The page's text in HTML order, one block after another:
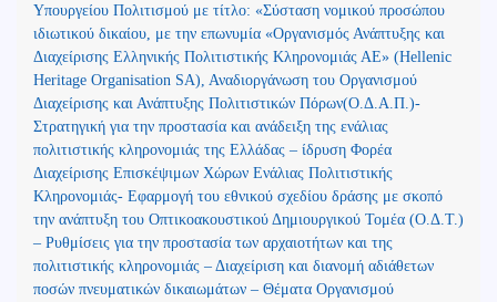
Υπουργείου Πολιτισμού με τίτλο: «Σύσταση νομικού προσώπου
ιδιωτικού δικαίου, με την επωνυμία «Οργανισμός Ανάπτυξης και
Διαχείρισης Ελληνικής Πολιτιστικής Κληρονομιάς ΑΕ» (Hellenic
Heritage Organisation SA), Αναδιοργάνωση του Οργανισμού
Διαχείρισης και Ανάπτυξης Πολιτιστικών Πόρων(Ο.Δ.Α.Π.)-
Στρατηγική για την προστασία και ανάδειξη της ενάλιας
πολιτιστικής κληρονομιάς της Ελλάδας – ίδρυση Φορέα
Διαχείρισης Επισκέψιμων Χώρων Ενάλιας Πολιτιστικής
Κληρονομιάς- Εφαρμογή του εθνικού σχεδίου δράσης με σκοπό
την ανάπτυξη του Οπτικοακουστικού Δημιουργικού Τομέα (Ο.Δ.Τ.)
– Ρυθμίσεις για την προστασία των αρχαιοτήτων και της
πολιτιστικής κληρονομιάς – Διαχείριση και διανομή αδιάθετων
ποσών πνευματικών δικαιωμάτων – Θέματα Οργανισμού